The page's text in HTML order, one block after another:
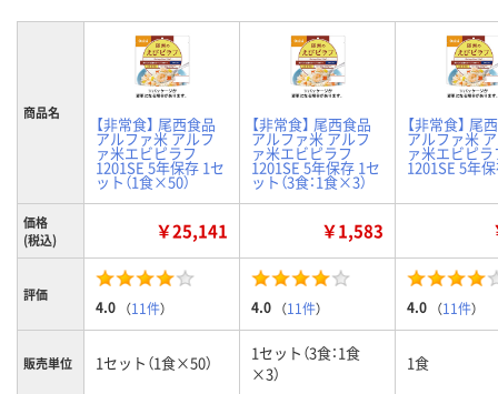
商品名
【非常食】 尾西食品
アルファ米 アルフ
ァ米エビピラフ
1201SE 5年保存 1セ
ット（1食×50）
【非常食】 尾西食品
アルファ米 アルフ
ァ米エビピラフ
1201SE 5年保存 1セ
ット（3食：1食×3）
【非常食】 尾
アルファ米
ァ米エビピラ
1201SE 5年
価格
(税込)
￥25,141 ￥1,583
評価
4.0 （11件） 4.0 （11件） 4.0 （11件）
販売単位 1セット（1食×50）
1セット（3食：1食
×3）
1食